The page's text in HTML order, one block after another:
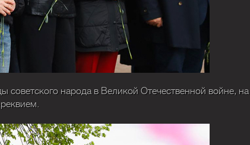
народа в Великой Отечественной войне, на